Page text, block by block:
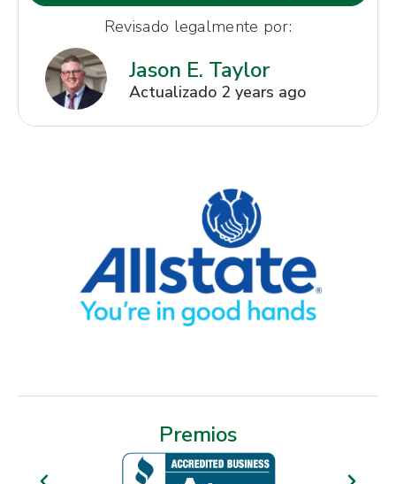
Revisado legalmente por:
Jason E. Taylor
Actualizado 2 years ago
Premios